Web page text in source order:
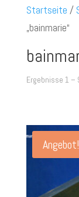
Startseite /
„bainmarie“
Ergebnisse 1 –
Angebot!